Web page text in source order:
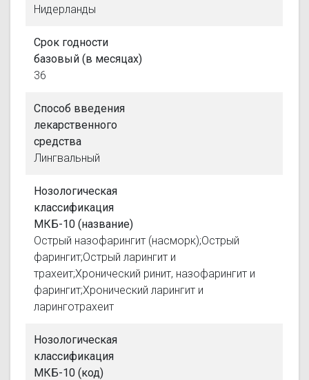
Нидерланды
Срок годности
базовый (в месяцах)
36
Способ введения
лекарственного
средства
Лингвальный
Нозологическая
классификация
МКБ-10 (название)
Острый назофарингит (насморк);Острый
фарингит;Острый ларингит и
трахеит;Хронический ринит, назофарингит и
фарингит;Хронический ларингит и
ларинготрахеит
Нозологическая
классификация
МКБ-10 (код)